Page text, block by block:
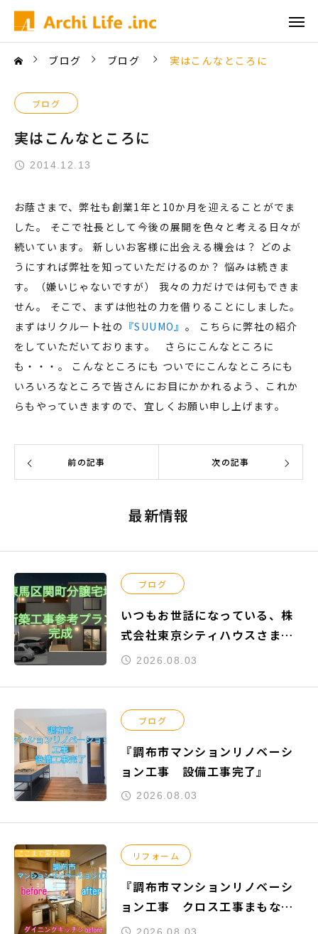
ブログ ブログ 実はこんなところに
ブログ
実はこんなところに
2014.12.13
お蔭さまで、弊社も創業1年と10か月を迎えることがでま
した。 そこで社長として今後の展開を色々と考える日々が
続いています。 新しいお客様に出会える機会は？ どのよ
うにすれば弊社を知っていただけるのか？ 悩みは続きま
す。（嫌いじゃないですが） 我々の力だけでは何もできま
せん。 そこで、まずは他社の力を借りることにしました。
まずはリクルート社の 『SUUMO』 。 こちらに弊社の紹介
をしていただいております。 さらにこんなところに
も・・・。 こんなところにも ついでにこんなところにも
いろいろなところで皆さんにお目にかかれるよう、これか
らもやっていきますので、宜しくお願い申し上げます。
前の記事 次の記事
最新情報
ブログ
いつもお世話になっている、株
式会社東京シティハウスさまよ
りご依頼頂きました『練馬区関
2026.08.03
ブログ
『調布市マンションリノベーシ
ョン工事 設備工事完了』
2026.08.03
リフォーム
『調布市マンションリノベーシ
ョン工事 クロス工事まもなく
完了』
2026.08.03